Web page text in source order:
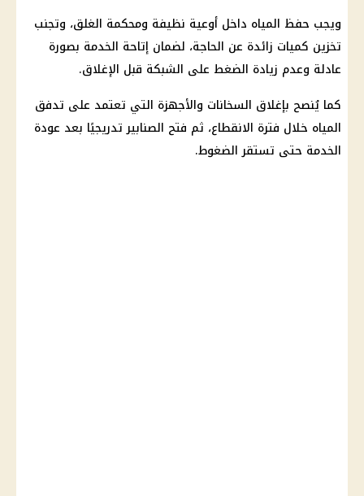
ويجب حفظ المياه داخل أوعية نظيفة ومحكمة الغلق، وتجنب
تخزين كميات زائدة عن الحاجة، لضمان إتاحة الخدمة بصورة
عادلة وعدم زيادة الضغط على الشبكة قبل الإغلاق.
كما يُنصح بإغلاق السخانات والأجهزة التي تعتمد على تدفق
المياه خلال فترة الانقطاع، ثم فتح الصنابير تدريجيًا بعد عودة
الخدمة حتى تستقر الضغوط.